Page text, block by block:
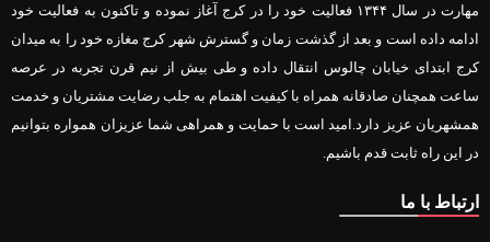
مهارت در سال ۱۳۴۴ فعالیت خود را در کرج آغاز نموده و تاکنون به فعالیت خود
ادامه داده است و بعد از گذشت زمان و گسترش شهر کرج مغازه خود را به میدان
کرج ابتدای خیابان چالوس انتقال داده و طی بیش از نیم قرن تجربه در عرصه
ساعت همچنان صادقانه همراه با کیفیت اهتمام به جلب رضایت مشتریان و خدمت
همشهریان عزیز دارد.امید است با حمایت و همراهی شما عزیزان همواره بتوانیم
در این راه ثابت قدم باشیم.
ارتباط با ما